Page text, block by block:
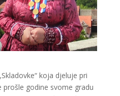
koja djeluje pri
prošle godine svome gradu